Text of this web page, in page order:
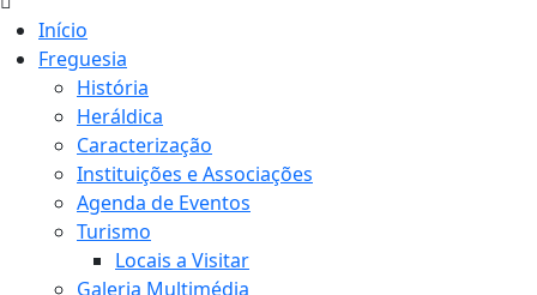
Início
Freguesia
História
Heráldica
Caracterização
Instituições e Associações
Agenda de Eventos
Turismo
Locais a Visitar
Galeria Multimédia